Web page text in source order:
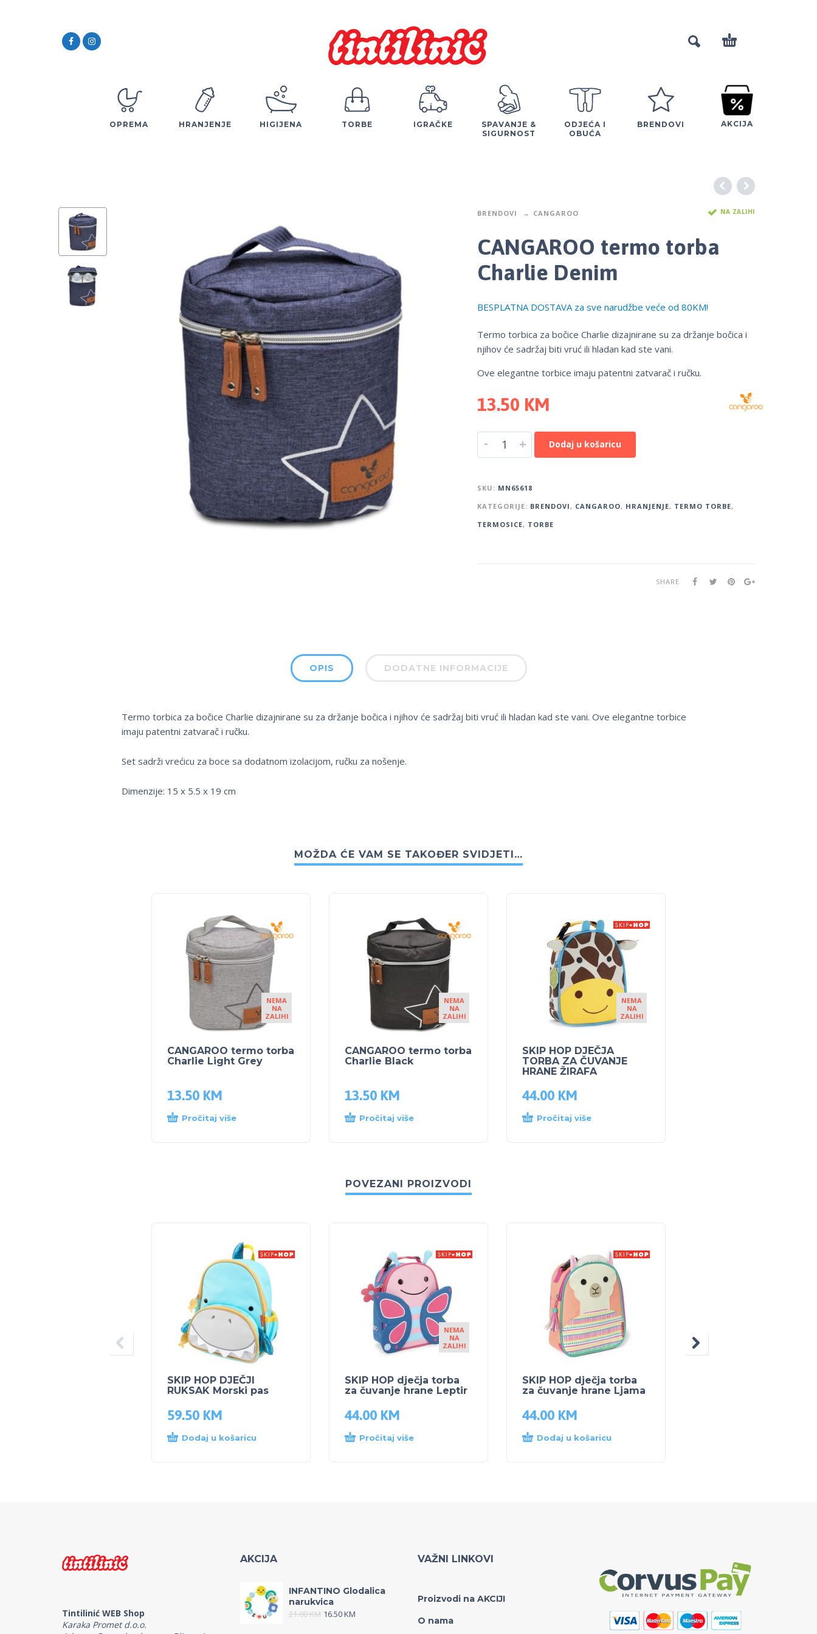
OPREMA HRANJENJE HIGIJENA TORBE IGRAČKE
SPAVANJE &
SIGURNOST
ODJEĆA I
OBUĆA
BRENDOVI AKCIJA
BRENDOVI CANGAROO NA ZALIHI
CANGAROO termo torba
Charlie Denim
BESPLATNA DOSTAVA za sve narudžbe veće od 80KM!
Termo torbica za bočice Charlie dizajnirane su za držanje bočica i
njihov će sadržaj biti vruć ili hladan kad ste vani.
Ove elegantne torbice imaju patentni zatvarač i ručku.
13.50 KM
- + Dodaj u košaricu
SKU: MN65618
KATEGORIJE: BRENDOVI, CANGAROO, HRANJENJE, TERMO TORBE,
TERMOSICE, TORBE
SHARE
OPIS DODATNE INFORMACIJE
Termo torbica za bočice Charlie dizajnirane su za držanje bočica i njihov će sadržaj biti vruć ili hladan kad ste vani. Ove elegantne torbice
imaju patentni zatvarač i ručku.
Set sadrži vrećicu za boce sa dodatnom izolacijom, ručku za nošenje.
Dimenzije: 15 x 5.5 x 19 cm
MOŽDA ĆE VAM SE TAKOĐER SVIDJETI…
NEMA
NA
ZALIHI
CANGAROO termo torba
Charlie Light Grey
13.50 KM
Pročitaj više
NEMA
NA
ZALIHI
CANGAROO termo torba
Charlie Black
13.50 KM
Pročitaj više
NEMA
NA
ZALIHI
SKIP HOP DJEČJA
TORBA ZA ČUVANJE
HRANE ŽIRAFA
44.00 KM
Pročitaj više
POVEZANI PROIZVODI
SKIP HOP DJEČJI
RUKSAK Morski pas
59.50 KM
Dodaj u košaricu
NEMA
NA
ZALIHI
SKIP HOP dječja torba
za čuvanje hrane Leptir
44.00 KM
Pročitaj više
SKIP HOP dječja torba
za čuvanje hrane Ljama
44.00 KM
Dodaj u košaricu
Tintilinić WEB Shop
Karaka Promet d.o.o.
AKCIJA
INFANTINO Glodalica
narukvica
21.00KM 16.50KM
VAŽNI LINKOVI
Proizvodi na AKCIJI
O nama